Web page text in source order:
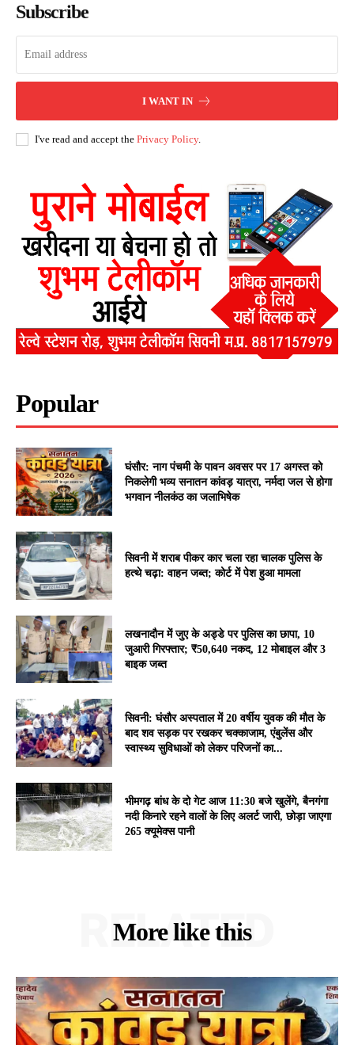
Subscribe
I WANT IN
I've read and accept the Privacy Policy.
Popular
घंसौर: नाग पंचमी के पावन अवसर पर 17 अगस्त को
निकलेगी भव्य सनातन कांवड़ यात्रा, नर्मदा जल से होगा
भगवान नीलकंठ का जलाभिषेक
सिवनी में शराब पीकर कार चला रहा चालक पुलिस के
हत्थे चढ़ा: वाहन जब्त; कोर्ट में पेश हुआ मामला
लखनादौन में जुए के अड्डे पर पुलिस का छापा, 10
जुआरी गिरफ्तार; ₹50,640 नकद, 12 मोबाइल और 3
बाइक जब्त
सिवनी: घंसौर अस्पताल में 20 वर्षीय युवक की मौत के
बाद शव सड़क पर रखकर चक्काजाम, एंबुलेंस और
स्वास्थ्य सुविधाओं को लेकर परिजनों का...
भीमगढ़ बांध के दो गेट आज 11:30 बजे खुलेंगे, बैनगंगा
नदी किनारे रहने वालों के लिए अलर्ट जारी, छोड़ा जाएगा
265 क्यूमेक्स पानी
More like this
RELATED